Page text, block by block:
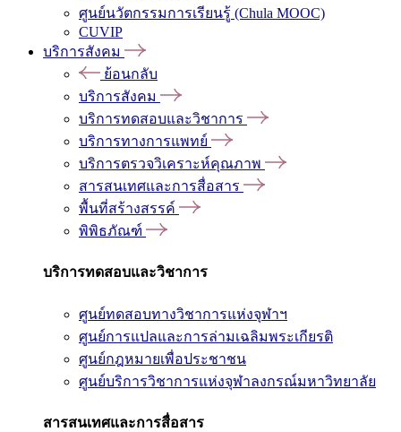
ศูนย์นวัตกรรมการเรียนรู้ (Chula MOOC)
CUVIP
บริการสังคม
ย้อนกลับ
บริการสังคม
บริการทดสอบและวิชาการ
บริการทางการแพทย์
บริการตรวจวิเคราะห์คุณภาพ
สารสนเทศและการสื่อสาร
พื้นที่สร้างสรรค์
พิพิธภัณฑ์
บริการทดสอบและวิชาการ
ศูนย์ทดสอบทางวิชาการแห่งจุฬาฯ
ศูนย์การแปลและการล่ามเฉลิมพระเกียรติ
ศูนย์กฎหมายเพื่อประชาชน
ศูนย์บริการวิชาการแห่งจุฬาลงกรณ์มหาวิทยาลัย
สารสนเทศและการสื่อสาร